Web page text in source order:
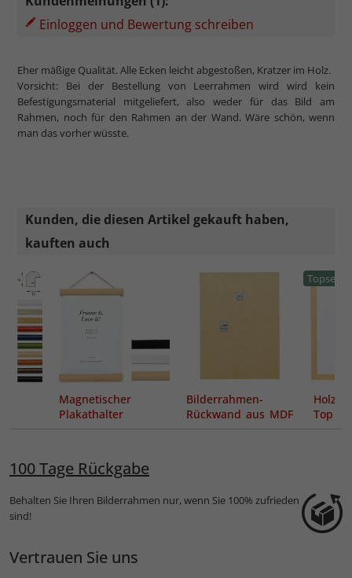
Einloggen und Bewertung schreiben
Eher mäßige Qualität. Alle Ecken leicht abgestoßen, Kratzer im Holz.
Vorsicht: Bei der Bestellung von Leerrahmen wird wird kein
Befestigungsmaterial mitgeliefert, also weder für das Bild am
Rahmen, noch für den Rahmen an der Wand. Wäre schön, wenn
man das vorher wüsste.
Kunden, die diesen Artikel gekauft haben,
kauften auch
Magnetischer
Plakathalter
Bilderrahmen-
Rückwand aus MDF
Topseller
Holz-
Top
100 Tage Rückgabe
Behalten Sie Ihren Bilderrahmen nur, wenn Sie 100% zufrieden
sind!
Vertrauen Sie uns